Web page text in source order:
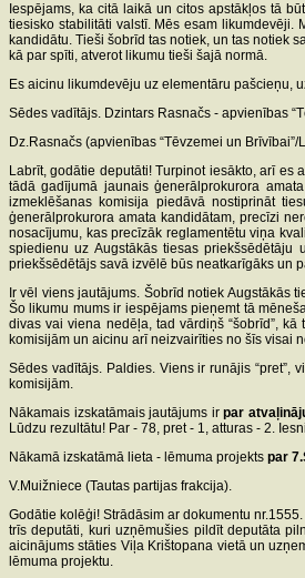
Iespējams, ka citā laikā un citos apstākļos tā
tiesisko stabilitāti valstī. Mēs esam likumdevēji.
kandidātu. Tieši šobrīd tas notiek, un tas notiek
kā par spīti, atverot likumu tieši šajā normā.
Es aicinu likumdevēju uz elementāru pašcieņu,
Sēdes vadītājs. Dzintars Rasnačs - apvienības
Dz.Rasnačs (apvienības “Tēvzemei un Brīvībai”/
Labrīt, godātie deputāti! Turpinot iesākto, arī
tādā gadījumā jaunais ģenerālprokurora
izmeklēšanas komisija piedāvā nostiprināt
ģenerālprokurora amata kandidātam, precīzi
nosacījumu, kas precīzāk reglamentētu viņa
spiedienu uz Augstākās tiesas
priekšsēdētājs savā izvēlē būs neatkarīgāks un
Ir vēl viens jautājums. Šobrīd notiek Augstākās
Šo likumu mums ir iespējams pieņemt tā
divas vai viena nedēļa, tad vārdiņš “šobrīd”,
komisijām un aicinu arī neizvairīties no šīs visai
Sēdes vadītājs. Paldies. Viens ir runājis “pret”,
komisijām.
Nākamais izskatāmais jautājums irpar
Lūdzu rezultātu! Par - 78, pret - 1, atturas - 2.
Nākamā izskatāmā lieta - lēmuma projekts par
V.Muižniece (Tautas partijas frakcija).
Godātie kolēģi! Strādāsim ar dokumentu
trīs deputāti, kuri uzņēmušies pildīt deputāta
aicinājums stāties Viļa Krištopana vietā un
lēmuma projektu.